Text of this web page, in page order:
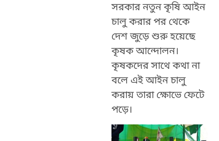
সরকার নতুন কৃষি আইন
চালু করার পর থেকে
দেশ জুড়ে শুরু হয়েছে
কৃষক আন্দোলন।
কৃষকদের সাথে কথা না
বলে এই আইন চালু
করায় তারা ক্ষোভে ফেটে
পড়ে।